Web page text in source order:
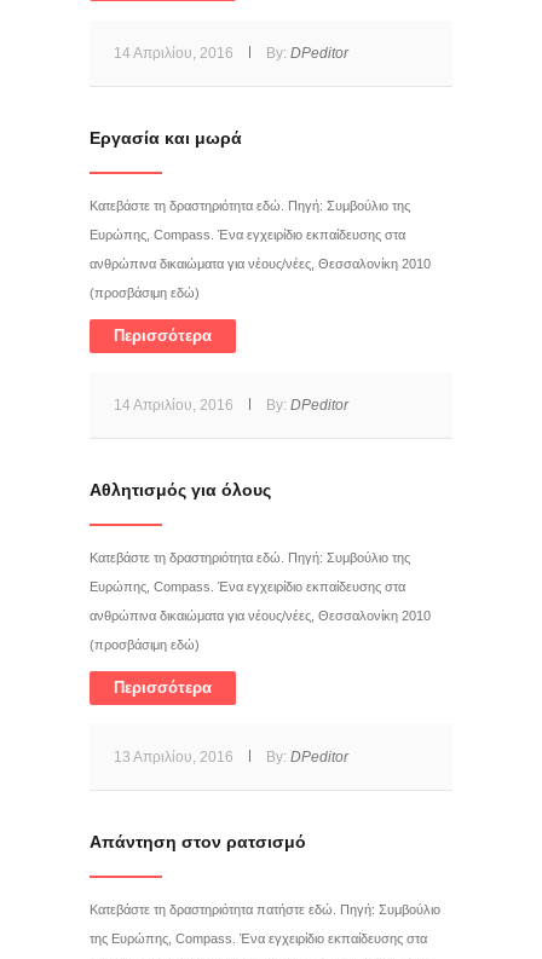
14 Απριλίου, 2016 By: DPeditor
Εργασία και μωρά
Κατεβάστε τη δραστηριότητα εδώ. Πηγή: Συμβούλιο της
Ευρώπης, Compass. Ένα εγχειρίδιο εκπαίδευσης στα
ανθρώπινα δικαιώματα για νέους/νέες, Θεσσαλονίκη 2010
(προσβάσιμη εδώ)
Περισσότερα
14 Απριλίου, 2016 By: DPeditor
Αθλητισμός για όλους
Κατεβάστε τη δραστηριότητα εδώ. Πηγή: Συμβούλιο της
Ευρώπης, Compass. Ένα εγχειρίδιο εκπαίδευσης στα
ανθρώπινα δικαιώματα για νέους/νέες, Θεσσαλονίκη 2010
(προσβάσιμη εδώ)
Περισσότερα
13 Απριλίου, 2016 By: DPeditor
Απάντηση στον ρατσισμό
Κατεβάστε τη δραστηριότητα πατήστε εδώ. Πηγή: Συμβούλιο
της Ευρώπης, Compass. Ένα εγχειρίδιο εκπαίδευσης στα